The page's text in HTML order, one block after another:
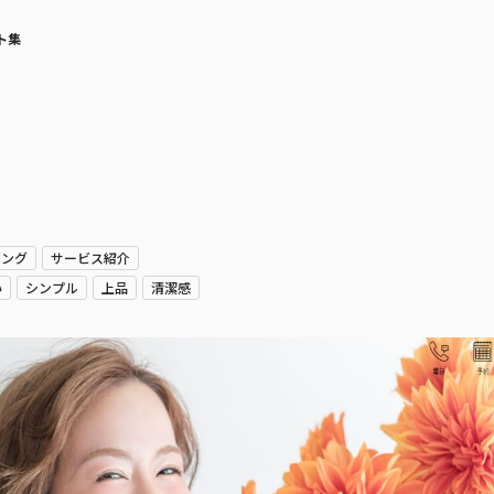
集
グ
サービス紹介
シンプル 上品 清潔感